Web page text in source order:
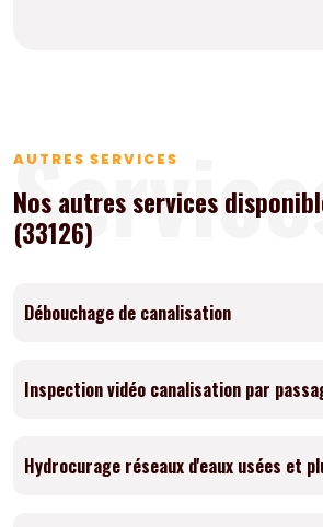
AUTRES SERVICES
Nos autres services
(33126)
Débouchage de canalisation
Inspection vidéo canalisation par
Hydrocurage réseaux d'eaux usées et